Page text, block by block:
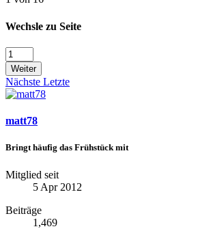
Wechsle zu Seite
Weiter
Nächste Letzte
matt78
Bringt häufig das Frühstück mit
Mitglied seit
5 Apr 2012
Beiträge
1,469